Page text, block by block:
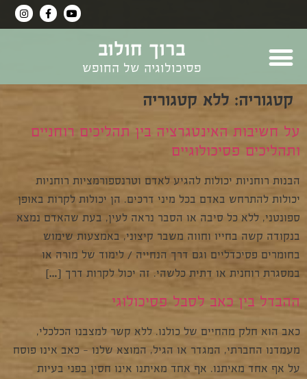
ברוך חולוב
פסיכולוגיה של החופש
קטגוריה: ללא קטגוריה
על חשיבות האינטגרציה בין תהליכים רוחניים
ותהליכים פסיכולוגיים
הבנות רוחניות יכולות להגיע לאדם וטרנספורמציות רוחניות
יכולות להתרחש באדם בכל מיני דרכים. הן יכולות לקרות באופן
ספונטני, ללא כל סיבה או הסבר נראה לעין, בעת שהאדם נמצא
בנקודה קשה בחייו וחווה משבר קיצוני, באמצעות שימוש
בחומרים פסיכדליים וגם דרך הנחייה / לימוד של מורה או
במסגרת רוחנית או דתית כלשהי. זה יכול לקרות דרך […]
ההבדל בין כאב לסבל פסיכולוגי
כאב הוא חלק מהחיים של כולנו. ללא קשר למצבנו הכלכלי,
מעמדנו החברתי, המגדר או הגיל, המוצא שלנו – כאב אינו פוסח
על אף אחד מאיתנו. אף אחד מאיתנו אינו חסין בפני בעיות